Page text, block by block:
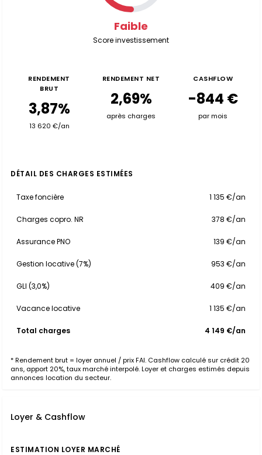
Faible
Score investissement
RENDEMENT
BRUT
3,87%
13 620 €/an
RENDEMENT NET
2,69%
après charges
CASHFLOW
-844 €
par mois
DÉTAIL DES CHARGES ESTIMÉES
Taxe foncière 1 135 €/an
Charges copro. NR 378 €/an
Assurance PNO 139 €/an
Gestion locative (7%) 953 €/an
GLI (3,0%) 409 €/an
Vacance locative 1 135 €/an
Total charges 4 149 €/an
* Rendement brut = loyer annuel / prix FAI. Cashflow calculé sur crédit 20
ans, apport 20%, taux marché interpolé. Loyer et charges estimés depuis
annonces location du secteur.
Loyer & Cashflow
ESTIMATION LOYER MARCHÉ